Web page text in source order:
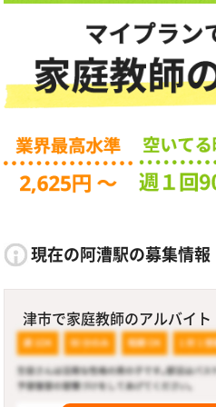
現在の阿漕駅の募集情報
津市で家庭教師のアルバイト